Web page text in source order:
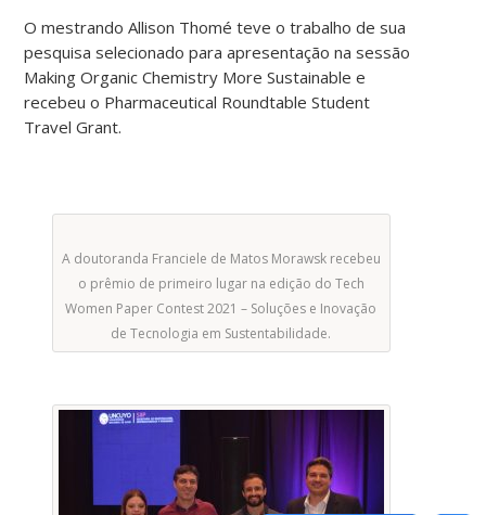
O mestrando Allison Thomé teve o trabalho de sua
pesquisa selecionado para apresentação na sessão
Making Organic Chemistry More Sustainable e
recebeu o Pharmaceutical Roundtable Student
Travel Grant.
A doutoranda Franciele de Matos Morawsk recebeu
o prêmio de primeiro lugar na edição do Tech
Women Paper Contest 2021 – Soluções e Inovação
de Tecnologia em Sustentabilidade.